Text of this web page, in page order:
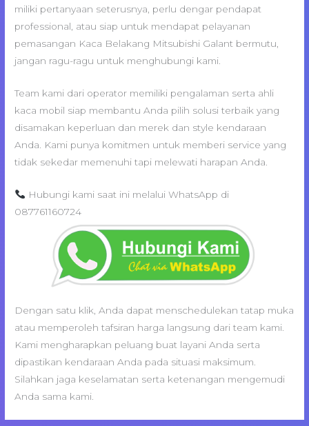
miliki pertanyaan seterusnya, perlu dengar pendapat
professional, atau siap untuk mendapat pelayanan
pemasangan Kaca Belakang Mitsubishi Galant bermutu,
jangan ragu-ragu untuk menghubungi kami.
Team kami dari operator memiliki pengalaman serta ahli
kaca mobil siap membantu Anda pilih solusi terbaik yang
disamakan keperluan dan merek dan style kendaraan
Anda. Kami punya komitmen untuk memberi service yang
tidak sekedar memenuhi tapi melewati harapan Anda.
Hubungi kami saat ini melalui WhatsApp di
087761160724
Dengan satu klik, Anda dapat menschedulekan tatap muka
atau memperoleh tafsiran harga langsung dari team kami.
Kami mengharapkan peluang buat layani Anda serta
dipastikan kendaraan Anda pada situasi maksimum.
Silahkan jaga keselamatan serta ketenangan mengemudi
Anda sama kami.